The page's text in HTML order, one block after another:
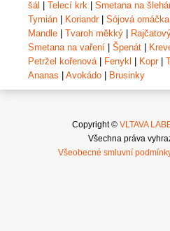
šál
Telecí krk Smetana na
Tymián
Koriandr| Sójová omáčka
Mandle
Tvaroh měkký
Smetana na vaření
Špenát
Petržel kořenová| Fenykl Kopr|
Ananas
Avokádo Brusinky
Copyright © VLTAVA
Všechna práva
Všeobecné smluvní